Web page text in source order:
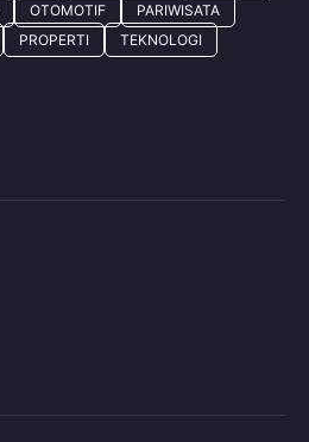
OTOMOTIF
PARIWISATA
PROPERTI
TEKNOLOGI